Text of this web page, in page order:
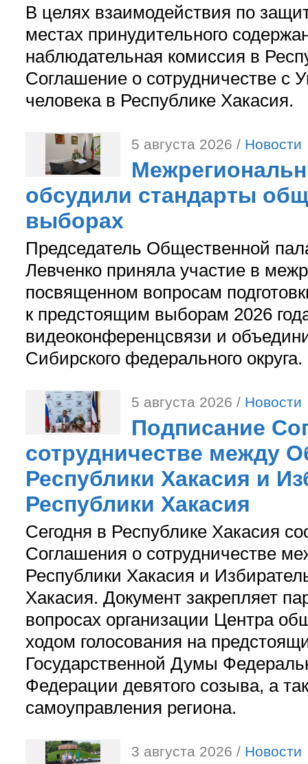
В целях взаимодействия по
местах принудительного
наблюдательная комиссия в
Соглашение о сотрудничестве с
человека в Республике Хакасия.
5 августа 2026 / Новости
обсудили стандарты
выборах
Председатель Общественной
Левченко приняла участие в
посвященном вопросам
к предстоящим выборам 2026
видеоконференцсвязи и
Сибирского федерального округа.
5 августа 2026 / Новости
Подписание
сотрудничестве между
Республики Хакасия и
Республики Хакасия
Сегодня в Республике Хакасия
Соглашения о сотрудничестве
Республики Хакасия и
Хакасия. Документ закрепляет
вопросах организации Центра
ходом голосования на
Государственной Думы
Федерации девятого созыва, а
самоуправления региона.
3 августа 2026 / Новости